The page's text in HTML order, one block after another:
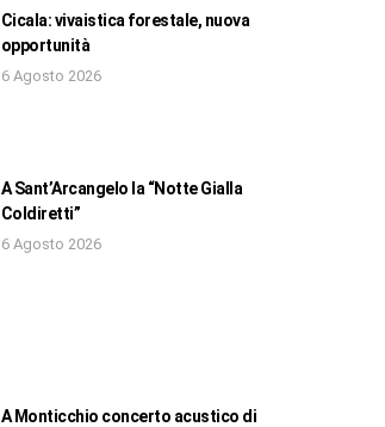
Cicala: vivaistica forestale, nuova
opportunità
6 Agosto 2026
A Sant’Arcangelo la “Notte Gialla
Coldiretti”
6 Agosto 2026
A Monticchio concerto acustico di